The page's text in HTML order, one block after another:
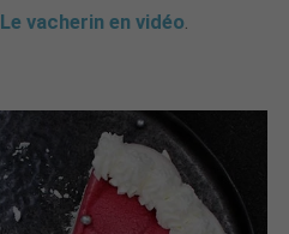
Le vacherin en vidéo.